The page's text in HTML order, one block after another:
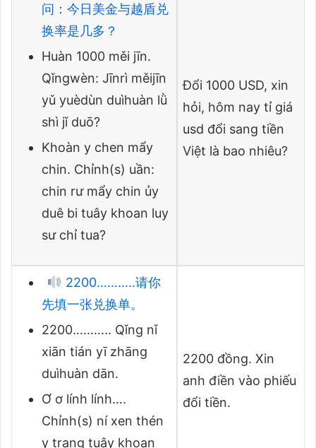
问：今日美金与越盾兑
换率是几多？
Huàn 1000 měi jīn.
Qǐngwèn: Jīnrì měijīn
yǔ yuèdùn duìhuàn lǜ
shì jǐ duō?
Khoàn y chen mẩy
chin. Chỉnh(s) uần:
chin rư mẩy chin ủy
duê bi tuây khoan luy
sư chỉ tua?
Đổi 1000 USD, xin
hỏi, hôm nay tỉ giá
usd đổi sang tiền
Việt là bao nhiêu?
2200………..请你
先填一张兑换单。
2200……….. Qǐng nǐ
xiān tián yī zhāng
duìhuàn dān.
Ơ ơ lính lính….
Chỉnh(s) ní xen thén
y trang tuây khoan
2200 đồng. Xin
anh điền vào phiếu
đổi tiền.